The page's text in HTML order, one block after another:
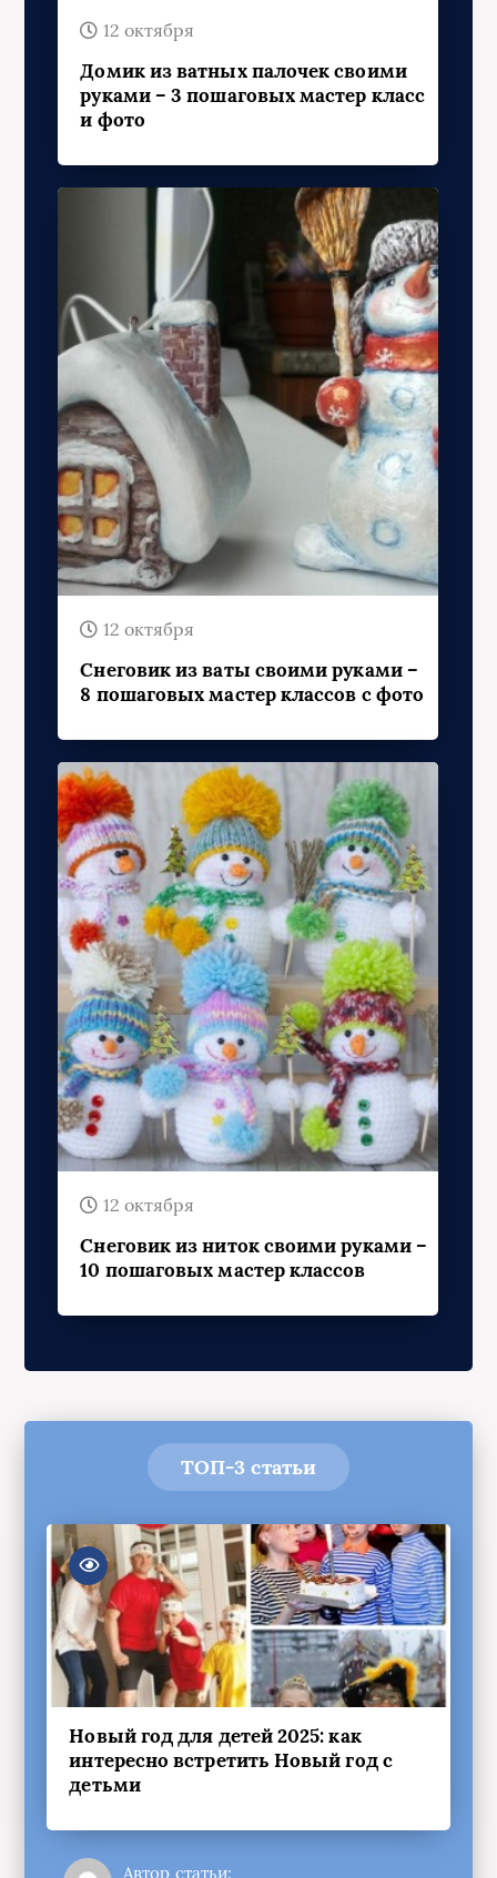
12 октября
Домик из ватных палочек своими
руками – 3 пошаговых мастер класс
и фото
12 октября
Снеговик из ваты своими руками –
8 пошаговых мастер классов с фото
12 октября
Снеговик из ниток своими руками –
10 пошаговых мастер классов
ТОП-3 статьи
Новый год для детей 2025: как
интересно встретить Новый год с
детьми
Автор статьи: